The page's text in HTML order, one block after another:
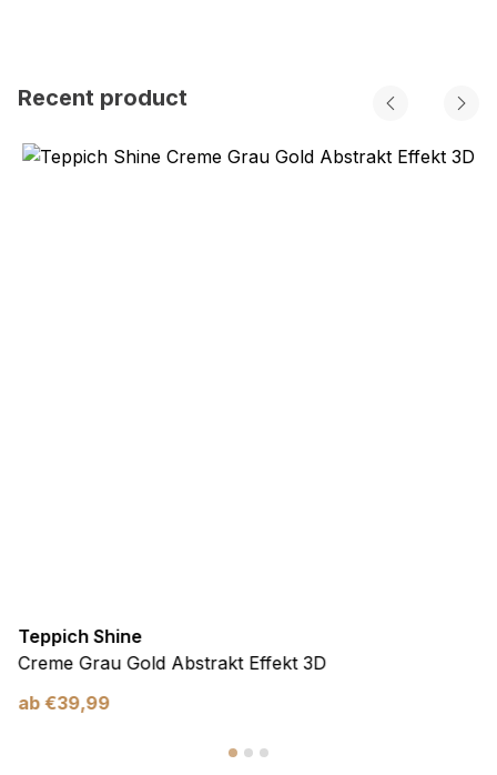
Recent product
Teppich Shine
Creme Grau Gold Abstrakt Effekt 3D
ab €39,99